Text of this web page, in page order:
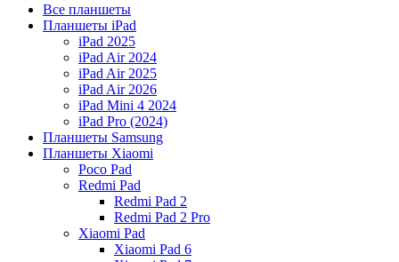
Все планшеты
Планшеты iPad
iPad 2025
iPad Air 2024
iPad Air 2025
iPad Air 2026
iPad Mini 4 2024
iPad Pro (2024)
Планшеты Samsung
Планшеты Xiaomi
Poco Pad
Redmi Pad
Redmi Pad 2
Redmi Pad 2 Pro
Xiaomi Pad
Xiaomi Pad 6